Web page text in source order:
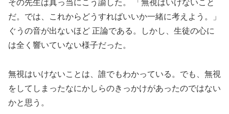
その先生は真っ当にこう諭した。 「無視はいけないこと
だ。では、これからどうすればいいか一緒に考えよう。」
ぐうの音が出ないほど 正論である。しかし、生徒の心に
は全く響いていない様子だった。
無視はいけないことは、誰でもわかっている。でも、無視
をしてしまったなにかしらのきっかけがあったのではない
かと思う。